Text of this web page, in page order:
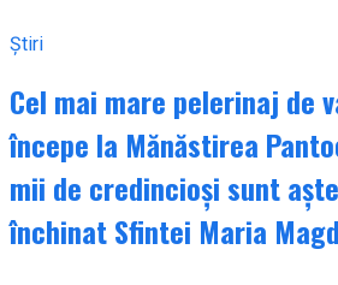
Știri
Cel mai mare pelerinaj de
începe la Mănăstirea
mii de credincioși sunt
închinat Sfintei Maria